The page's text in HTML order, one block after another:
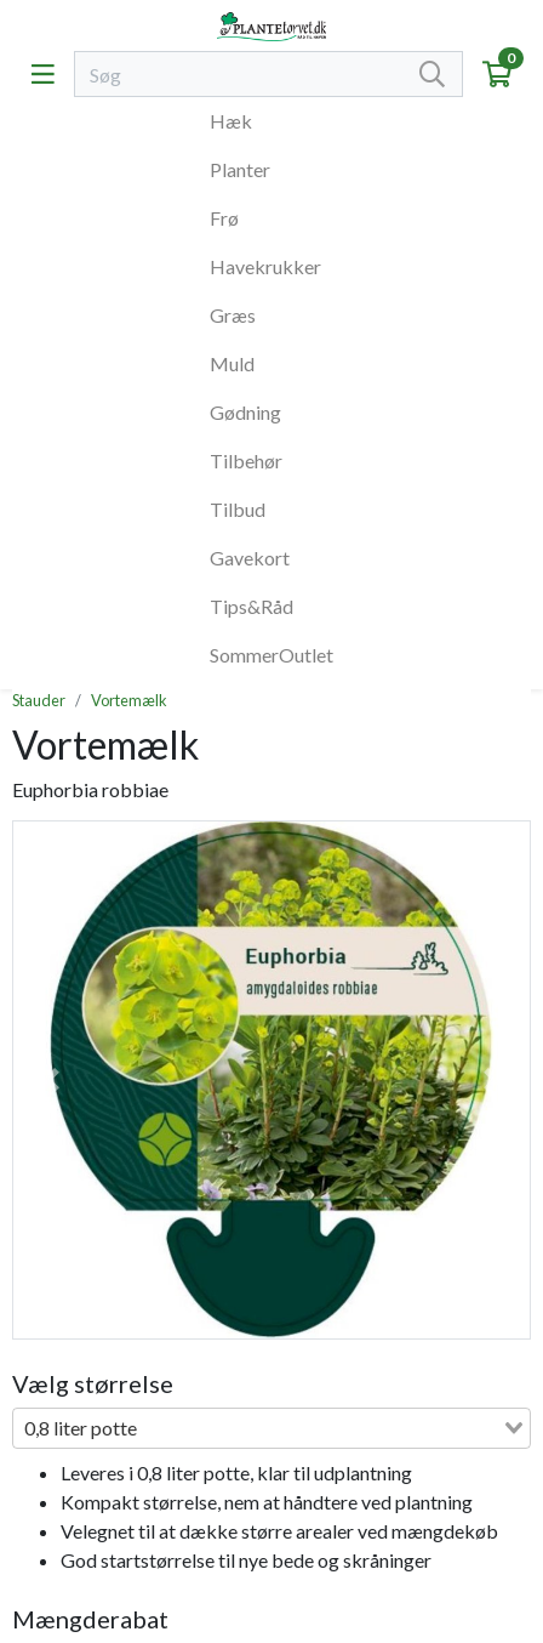
0
Hæk
Planter
Frø
Havekrukker
Græs
Muld
Gødning
Tilbehør
Tilbud
Gavekort
Tips&Råd
SommerOutlet
Stauder Vortemælk
Vortemælk
Euphorbia robbiae
Previous
Vælg størrelse
0,8 liter potte
Leveres i 0,8 liter potte, klar til udplantning
Kompakt størrelse, nem at håndtere ved plantning
Velegnet til at dække større arealer ved mængdekøb
God startstørrelse til nye bede og skråninger
Mængderabat